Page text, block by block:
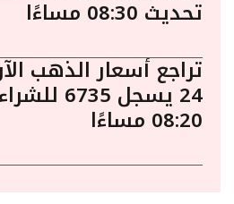
تحديث 08:30 مساءًا
تراجع أسعار الذهب
24 يسجل
08:20 مساءًا